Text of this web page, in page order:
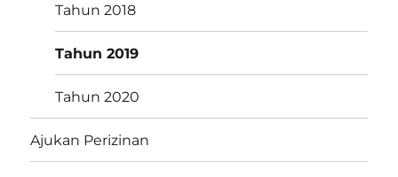
Tahun 2018
Tahun 2019
Tahun 2020
Ajukan Perizinan